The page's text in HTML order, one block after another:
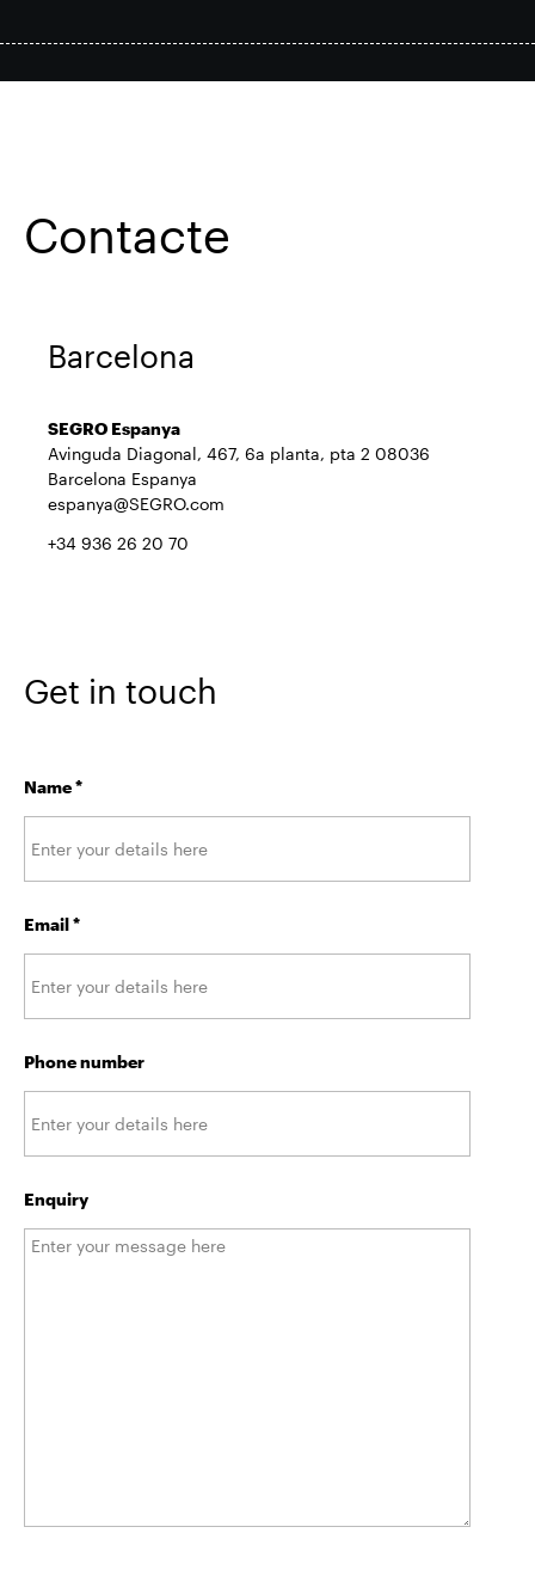
Contacte
Contacte
Barcelona
SEGRO Espanya
Avinguda Diagonal, 467, 6a planta, pta 2 08036
Barcelona Espanya
espanya@SEGRO.com
+34 936 26 20 70
Get in touch
Name*
Email*
Phone number
Enquiry